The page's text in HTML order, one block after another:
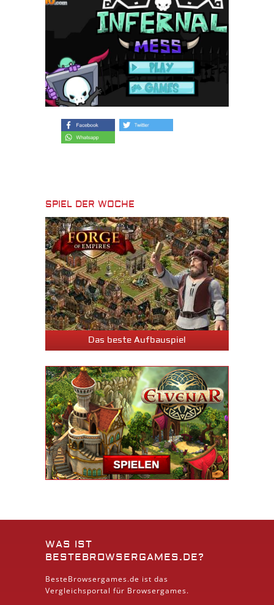
SPIEL DER WOCHE
Das beste Aufbauspiel
WAS IST
BESTEBROWSERGAMES.DE?
BesteBrowsergames.de ist das
Vergleichsportal für Browsergames.